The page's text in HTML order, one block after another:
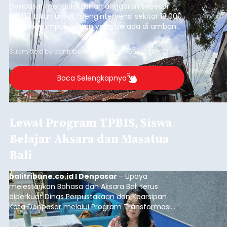
Denpasar mengalokasikan anggaran sebesar
Rp1,152 triliun untuk mengintervensi sekitar 18.000
warga kelompok rentan yang berada di ambang
garis kemiskinan. Langkah strategis ini diambil
guna menjaga masyarakat yang berada pada
kelompok desil 5 dan 6 tersebut agar tidak
merosot ke kategori miskin.
Submitted by contributor Thu, 08/06/2026 - 21:31
Baca Selengkapnya
Lewat Program TPBIS, Siswa
Belajar Aksara dan Masatua
Bali
balitribune.co.id I Denpasar – Upaya
melestarikan Bahasa dan Aksara Bali terus
diperkuat Dinas Perpustakaan dan Kearsipan
Kota Denpasar melalui Program Transformasi
Perpustakaan Berbasis Inklusi Sosial (TPBIS).